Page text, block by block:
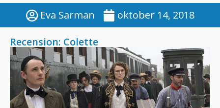
Eva Sarman oktober 14, 2018
Recension: Colette